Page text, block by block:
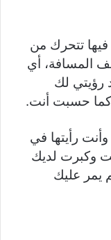
تتحرك من
المسافة، أي
رؤيتي لك
كما حسبت أنت.
رأيتها في
وكبرت لديك
يمر عليك